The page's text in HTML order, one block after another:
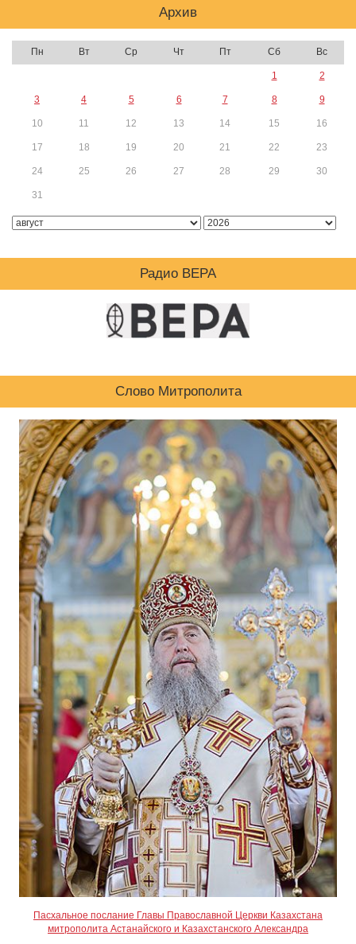
Архив
Пн Вт Ср Чт Пт Сб Вс
1 2
3 4 5 6 7 8 9
10 11 12 13 14 15 16
17 18 19 20 21 22 23
24 25 26 27 28 29 30
31
Радио ВЕРА
Слово Митрополита
Пасхальное послание Главы Православной Церкви Казахстана
митрополита Астанайского и Казахстанского Александра